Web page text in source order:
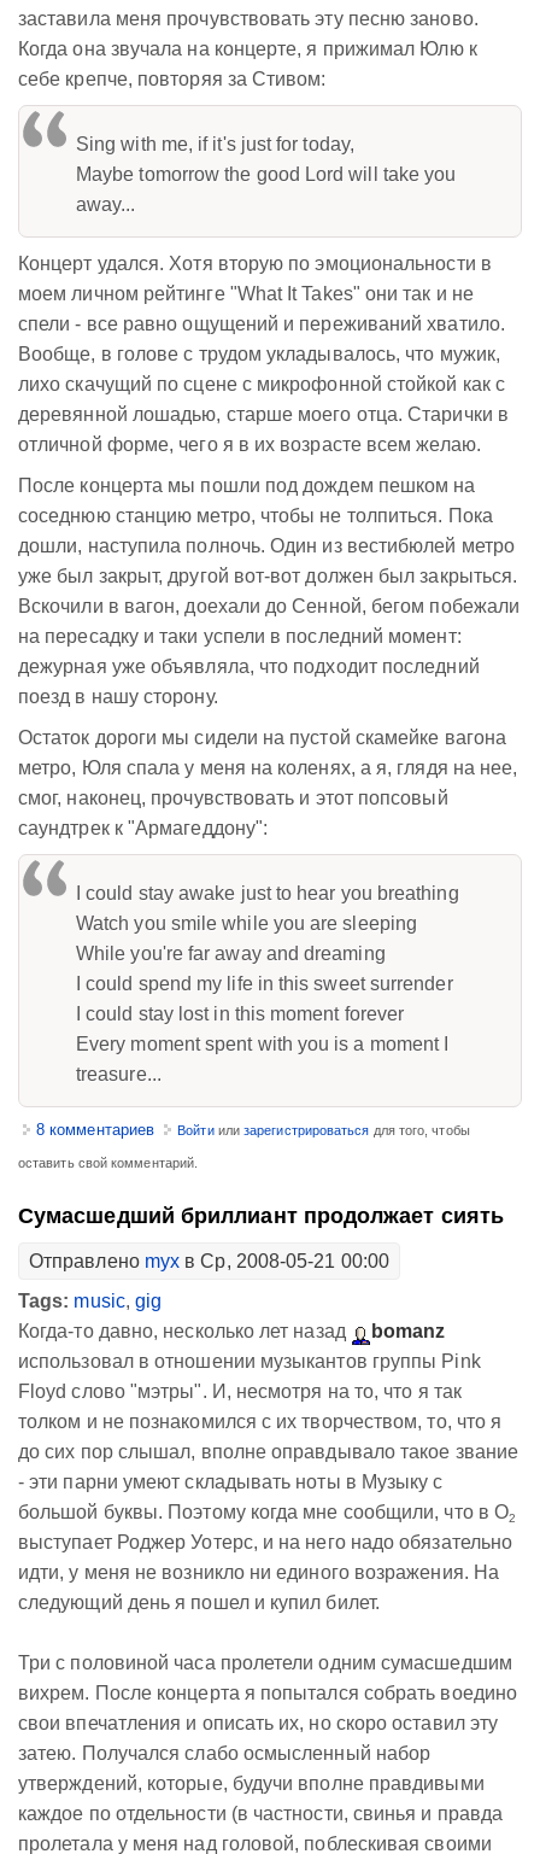
заставила меня прочувствовать эту песню заново.
Когда она звучала на концерте, я прижимал Юлю к
себе крепче, повторяя за Стивом:
Sing with me, if it's just for today,
Maybe tomorrow the good Lord will take you
away...
Концерт удался. Хотя вторую по эмоциональности в
моем личном рейтинге "What It Takes" они так и не
спели - все равно ощущений и переживаний хватило.
Вообще, в голове с трудом укладывалось, что мужик,
лихо скачущий по сцене с микрофонной стойкой как с
деревянной лошадью, старше моего отца. Старички в
отличной форме, чего я в их возрасте всем желаю.
После концерта мы пошли под дождем пешком на
соседнюю станцию метро, чтобы не толпиться. Пока
дошли, наступила полночь. Один из вестибюлей метро
уже был закрыт, другой вот-вот должен был закрыться.
Вскочили в вагон, доехали до Сенной, бегом побежали
на пересадку и таки успели в последний момент:
дежурная уже объявляла, что подходит последний
поезд в нашу сторону.
Остаток дороги мы сидели на пустой скамейке вагона
метро, Юля спала у меня на коленях, а я, глядя на нее,
смог, наконец, прочувствовать и этот попсовый
саундтрек к "Армагеддону":
I could stay awake just to hear you breathing
Watch you smile while you are sleeping
While you're far away and dreaming
I could spend my life in this sweet surrender
I could stay lost in this moment forever
Every moment spent with you is a moment I
treasure...
8 комментариев Войтиилизарегистрироваться для того, чтобы
оставить свой комментарий.
Сумасшедший бриллиант продолжает сиять
Отправлено myx в Ср, 2008-05-21 00:00
Tags: music,gig
Когда-то давно, несколько лет назад
bomanz
использовал в отношении музыкантов группы Pink
Floyd слово "мэтры". И, несмотря на то, что я так
толком и не познакомился с их творчеством, то, что я
до сих пор слышал, вполне оправдывало такое звание
- эти парни умеют складывать ноты в Музыку с
большой буквы. Поэтому когда мне сообщили, что в O2
выступает Роджер Уотерс, и на него надо обязательно
идти, у меня не возникло ни единого возражения. На
следующий день я пошел и купил билет.
Три с половиной часа пролетели одним сумасшедшим
вихрем. После концерта я попытался собрать воедино
свои впечатления и описать их, но скоро оставил эту
затею. Получался слабо осмысленный набор
утверждений, которые, будучи вполне правдивыми
каждое по отдельности (в частности, свинья и правда
пролетала у меня над головой, поблескивая своими